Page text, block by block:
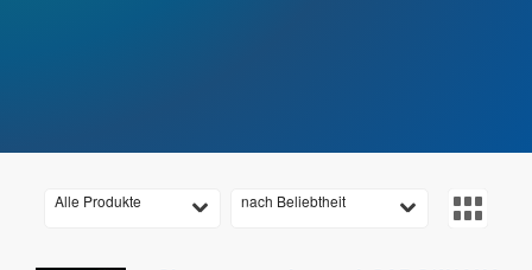
Alle Produkte nach Beliebtheit